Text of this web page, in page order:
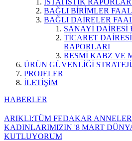
İSTATİSTİK
BAĞLI BİRİMLER
BAĞLI DAİRELER
SANAYİ DAİRESİ
TİCARET
RAPORLARI
RESMİ KABZ VE
ÜRÜN GÜVENLİĞİ
PROJELER
İLETİŞİM
HABERLER
ARIKLI:TÜM FEDAKAR
KADINLARIMIZIN '8 MART
KUTLUYORUM